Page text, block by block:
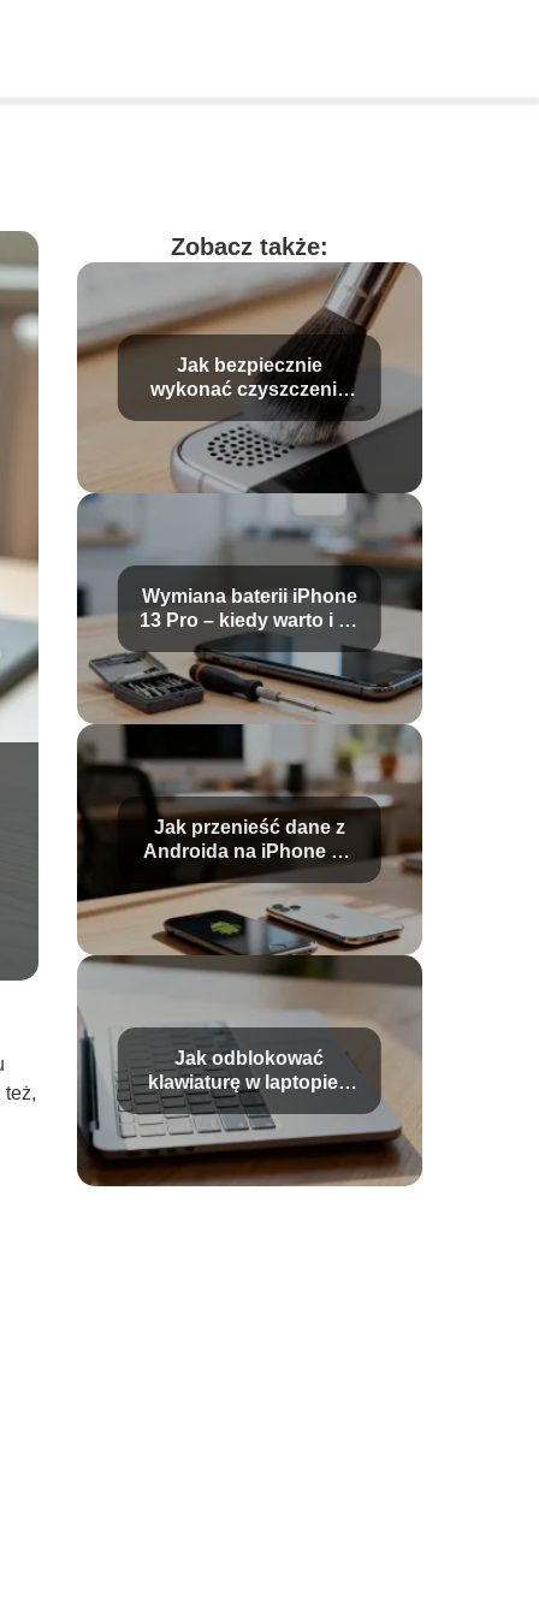
też,
Zobacz także:
Jak bezpiecznie
wykonać czyszczenie
głośnika w telefonie?
Wymiana baterii iPhone
13 Pro – kiedy warto i ile
kosztuje?
Jak przenieść dane z
Androida na iPhone po
konfiguracji?
Jak odblokować
klawiaturę w laptopie?
Sprawdzone sposoby